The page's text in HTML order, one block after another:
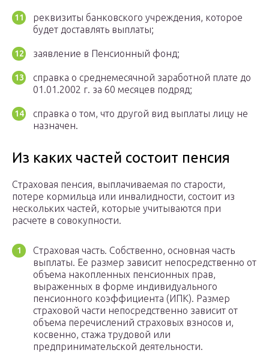
реквизиты банковского учреждения, которое
будет доставлять выплаты;
заявление в Пенсионный фонд;
справка о среднемесячной заработной плате до
01.01.2002 г. за 60 месяцев подряд;
справка о том, что другой вид выплаты лицу не
назначен.
Из каких частей состоит пенсия
Страховая пенсия, выплачиваемая по старости,
потере кормильца или инвалидности, состоит из
нескольких частей, которые учитываются при
расчете в совокупности.
Страховая часть. Собственно, основная часть
выплаты. Ее размер зависит непосредственно от
объема накопленных пенсионных прав,
выраженных в форме индивидуального
пенсионного коэффициента (ИПК). Размер
страховой части непосредственно зависит от
объема перечислений страховых взносов и,
косвенно, стажа трудовой или
предпринимательской деятельности.